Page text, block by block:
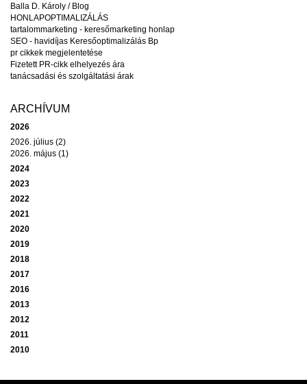
Balla D. Károly / Blog
HONLAPOPTIMALIZÁLÁS
tartalommarketing - keresőmarketing honlap
SEO - havidíjas Keresőoptimalizálás Bp
pr cikkek megjelentetése
Fizetett PR-cikk elhelyezés ára
tanácsadási és szolgáltatási árak
ARCHÍVUM
2026
2026. július (2)
2026. május (1)
2024
2023
2022
2021
2020
2019
2018
2017
2016
2013
2012
2011
2010